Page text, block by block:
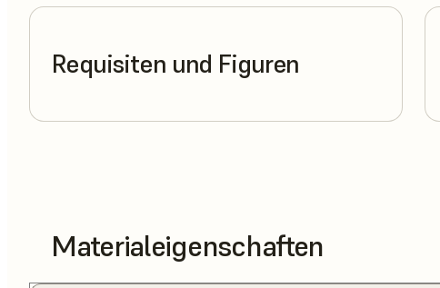
Requisiten und Figuren
Materialeigenschaften